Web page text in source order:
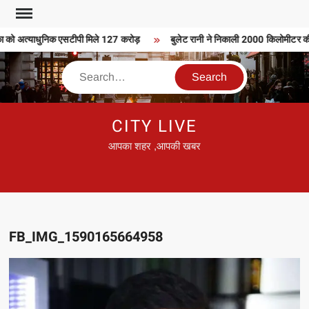
Skip
content
को अत्याधुनिक एसटीपी मिले 127 करोड़ बुलेट रानी ने निकाली 2000 किलोमीटर
Search
CITY LIVE
आपका शहर ,आपकी खबर
FB_IMG_1590165664958